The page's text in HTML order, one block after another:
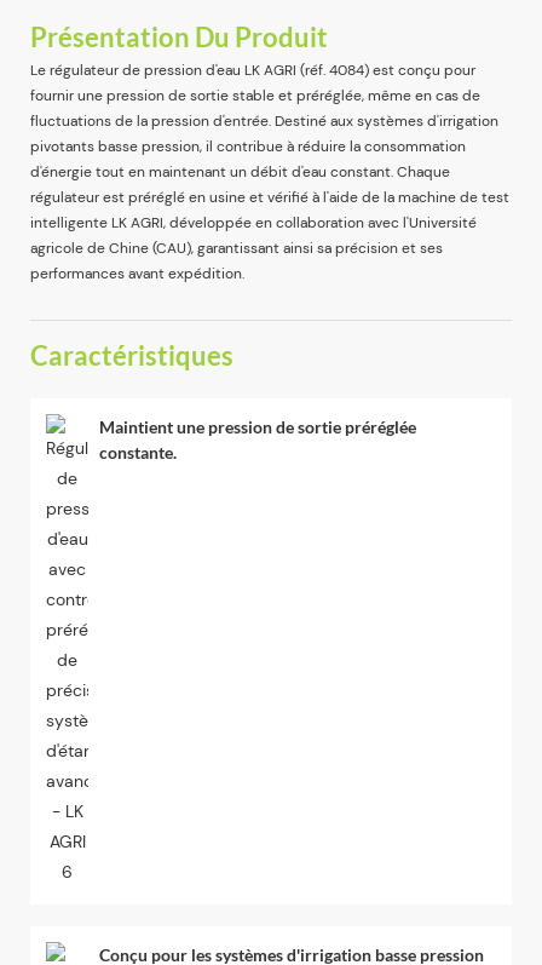
Présentation Du Produit
Le régulateur de pression d'eau LK AGRI (réf. 4084) est conçu pour
fournir une pression de sortie stable et préréglée, même en cas de
fluctuations de la pression d'entrée. Destiné aux systèmes d'irrigation
pivotants basse pression, il contribue à réduire la consommation
d'énergie tout en maintenant un débit d'eau constant. Chaque
régulateur est préréglé en usine et vérifié à l'aide de la machine de test
intelligente LK AGRI, développée en collaboration avec l'Université
agricole de Chine (CAU), garantissant ainsi sa précision et ses
performances avant expédition.
Caractéristiques
Maintient une pression de sortie préréglée
constante.
Conçu pour les systèmes d'irrigation basse pression